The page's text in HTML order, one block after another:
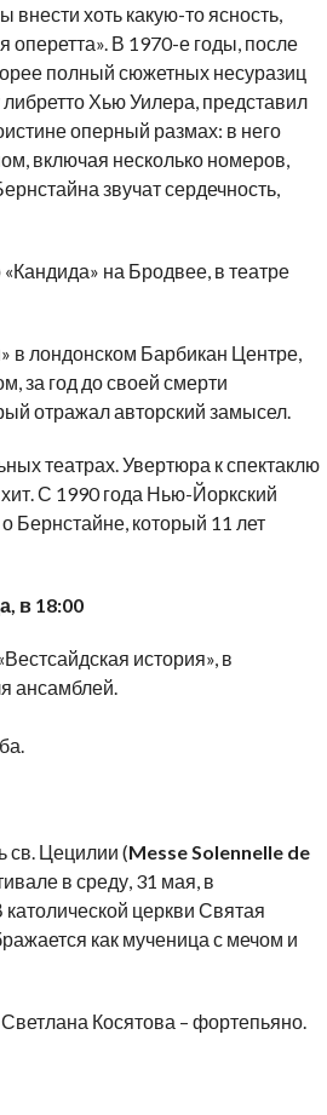
внести хоть какую-то ясность,
оперетта». В 1970-е годы, после
полный сюжетных несуразиц
Хью Уилера, представил
оперный размах: в него
включая несколько номеров,
звучат сердечность,
на Бродвее, в театре
в лондонском Барбикан Центре,
за год до своей смерти
отражал авторский замысел.
театрах. Увертюра к спектаклю
С 1990 года Нью-Йоркский
Бернстайне, который 11 лет
в 18:00
история», в
ансамблей.
св. Цецилии (Messe Solennelle de
в среду, 31 мая, в
церкви Святая
как мученица с мечом и
Косятова – фортепьяно.